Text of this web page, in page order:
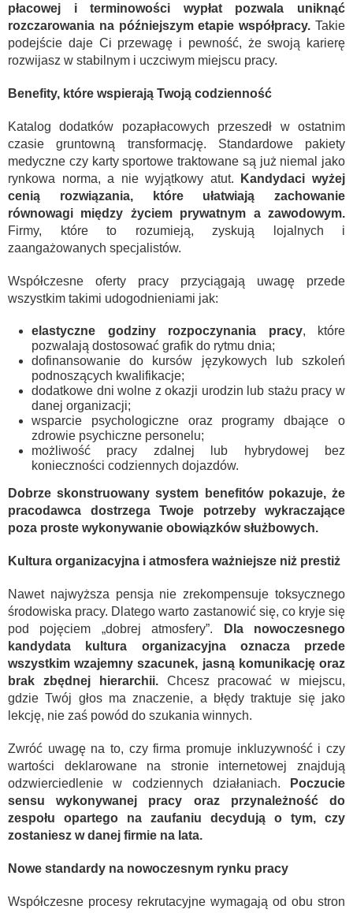
płacowej i terminowości wypłat pozwala uniknąć
rozczarowania na późniejszym etapie współpracy. Takie
podejście daje Ci przewagę i pewność, że swoją karierę
rozwijasz w stabilnym i uczciwym miejscu pracy.
Benefity, które wspierają Twoją codzienność
Katalog dodatków pozapłacowych przeszedł w ostatnim
czasie gruntowną transformację. Standardowe pakiety
medyczne czy karty sportowe traktowane są już niemal jako
rynkowa norma, a nie wyjątkowy atut.
Kandydaci wyżej
cenią rozwiązania, które ułatwiają zachowanie
równowagi między życiem prywatnym a zawodowym.
Firmy, które to rozumieją, zyskują lojalnych i
zaangażowanych specjalistów.
Współczesne oferty pracy przyciągają uwagę przede
wszystkim takimi udogodnieniami jak:
elastyczne godziny rozpoczynania pracy, które
pozwalają dostosować grafik do rytmu dnia;
dofinansowanie do kursów językowych lub szkoleń
podnoszących kwalifikacje;
dodatkowe dni wolne z okazji urodzin lub stażu pracy w
danej organizacji;
wsparcie psychologiczne oraz programy dbające o
zdrowie psychiczne personelu;
możliwość pracy zdalnej lub hybrydowej bez
konieczności codziennych dojazdów.
Dobrze skonstruowany system benefitów pokazuje, że
pracodawca dostrzega Twoje potrzeby wykraczające
poza proste wykonywanie obowiązków służbowych.
Kultura organizacyjna i atmosfera ważniejsze niż prestiż
Nawet najwyższa pensja nie zrekompensuje toksycznego
środowiska pracy. Dlatego warto zastanowić się, co kryje się
pod pojęciem „dobrej atmosfery”.
Dla nowoczesnego
kandydata kultura organizacyjna oznacza przede
wszystkim wzajemny szacunek, jasną komunikację oraz
brak zbędnej hierarchii.Chcesz pracować w miejscu,
gdzie Twój głos ma znaczenie, a błędy traktuje się jako
lekcję, nie zaś powód do szukania winnych.
Zwróć uwagę na to, czy firma promuje inkluzywność i czy
wartości deklarowane na stronie internetowej znajdują
odzwierciedlenie w codziennych działaniach.
Poczucie
sensu wykonywanej pracy oraz przynależność do
zespołu opartego na zaufaniu decydują o tym, czy
zostaniesz w danej firmie na lata.
Nowe standardy na nowoczesnym rynku pracy
Współczesne procesy rekrutacyjne wymagają od obu stron